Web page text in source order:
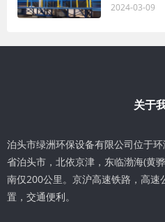
2024-03-09
关于
泊头市绿洲环保设备有限公司位于
省泊头市，北依京津，东临渤海(黄
南仅200公里。京沪高速铁路，高
置，交通便利。